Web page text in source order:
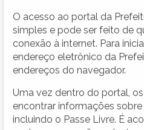
O acesso ao portal da
simples e pode ser feito de
conexão à internet. Para
endereço eletrônico da
endereços do navegador.
Uma vez dentro do portal,
encontrar informações sobre
incluindo o Passe Livre. É